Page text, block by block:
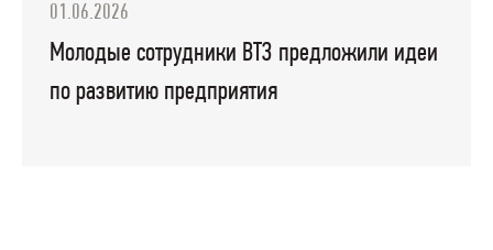
01.06.2026
Молодые сотрудники ВТЗ предложили идеи
по развитию предприятия